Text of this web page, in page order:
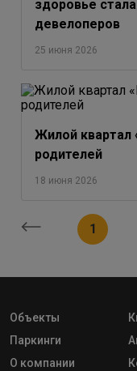
здоровье
девелоперов
25 июня 2026
Жилой квартал
родителей
18 июня 2026
1
Объекты
Паркинги
О компании